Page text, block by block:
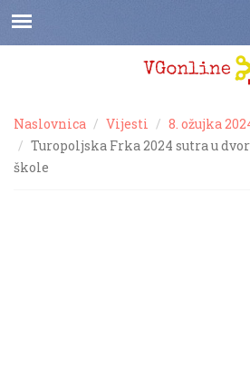
Naslovnica Vijesti
8. ožujka
Turopoljska Frka 2024 sutra u
škole